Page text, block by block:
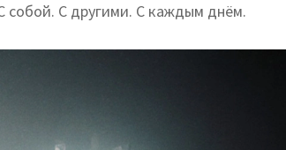
собой. С другими. С каждым днём.